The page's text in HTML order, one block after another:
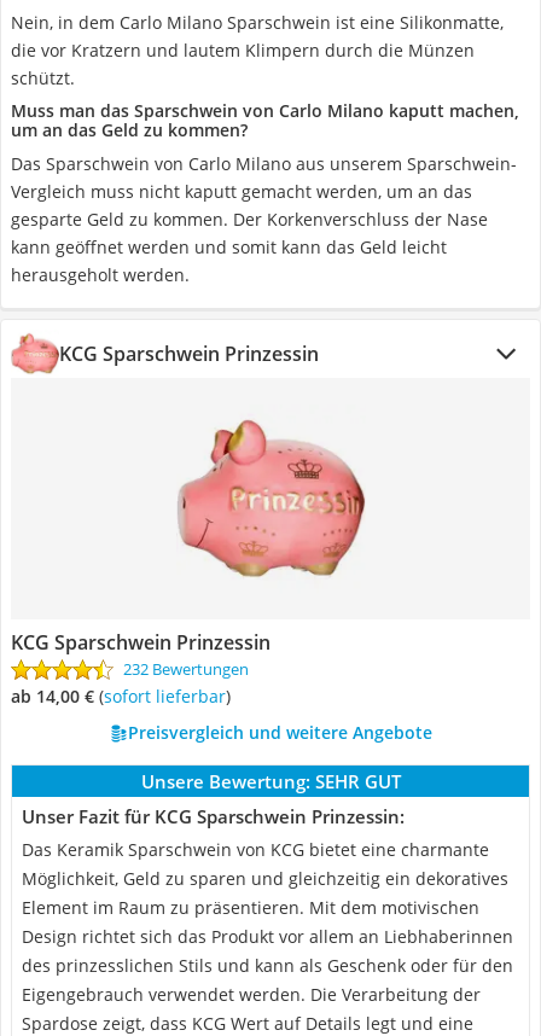
Nein, in dem Carlo Milano Sparschwein ist eine Silikonmatte,
die vor Kratzern und lautem Klimpern durch die Münzen
schützt.
Muss man das Sparschwein von Carlo Milano kaputt machen,
um an das Geld zu kommen?
Das Sparschwein von Carlo Milano aus unserem Sparschwein-
Vergleich muss nicht kaputt gemacht werden, um an das
gesparte Geld zu kommen. Der Korkenverschluss der Nase
kann geöffnet werden und somit kann das Geld leicht
herausgeholt werden.
KCG Sparschwein Prinzessin
KCG Sparschwein Prinzessin
232 Bewertungen
ab 14,00 € ( Sofort lieferbar)
Preisvergleich und weitere Angebote
Unsere Bewertung: SEHR GUT
Unser Fazit für KCG Sparschwein Prinzessin:
Das Keramik Sparschwein von KCG bietet eine charmante
Möglichkeit, Geld zu sparen und gleichzeitig ein dekoratives
Element im Raum zu präsentieren. Mit dem motivischen
Design richtet sich das Produkt vor allem an Liebhaberinnen
des prinzesslichen Stils und kann als Geschenk oder für den
Eigengebrauch verwendet werden. Die Verarbeitung der
Spardose zeigt, dass KCG Wert auf Details legt und eine